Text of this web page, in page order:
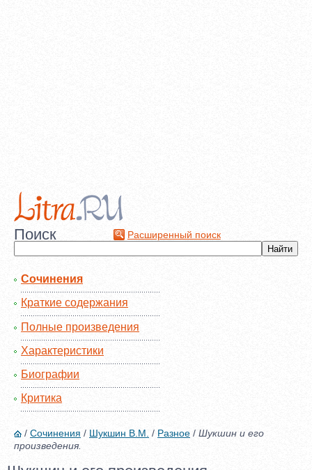
Поиск Расширенный поиск
Сочинения
Краткие содержания
Полные произведения
Характеристики
Биографии
Критика
/ Сочинения / Шукшин В.М. / Разное / Шукшин и его
произведения.